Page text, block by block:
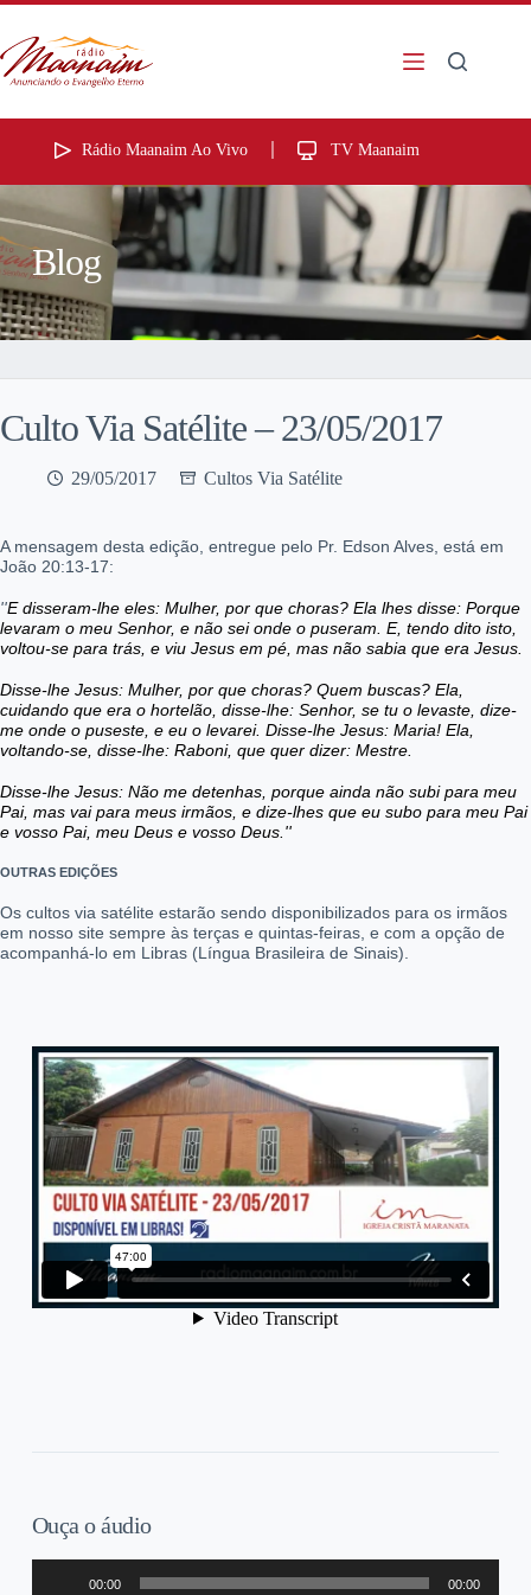
Rádio Maanaim Ao Vivo TV Maanaim
Blog
Culto Via Satélite – 23/05/2017
29/05/2017 Cultos Via Satélite
A mensagem desta edição, entregue pelo Pr. Edson Alves, está em
João 20:13-17:
''E disseram-lhe eles: Mulher, por que choras? Ela lhes disse: Porque
levaram o meu Senhor, e não sei onde o puseram. E, tendo dito isto,
voltou-se para trás, e viu Jesus em pé, mas não sabia que era Jesus.
Disse-lhe Jesus: Mulher, por que choras? Quem buscas? Ela,
cuidando que era o hortelão, disse-lhe: Senhor, se tu o levaste, dize-
me onde o puseste, e eu o levarei. Disse-lhe Jesus: Maria! Ela,
voltando-se, disse-lhe: Raboni, que quer dizer: Mestre.
Disse-lhe Jesus: Não me detenhas, porque ainda não subi para meu
Pai, mas vai para meus irmãos, e dize-lhes que eu subo para meu Pai
e vosso Pai, meu Deus e vosso Deus.''
OUTRAS EDIÇÕES
Os cultos via satélite estarão sendo disponibilizados para os irmãos
em nosso site sempre às terças e quintas-feiras, e com a opção de
acompanhá-lo em Libras (Língua Brasileira de Sinais).
Ouça o áudio
00:00 00:00